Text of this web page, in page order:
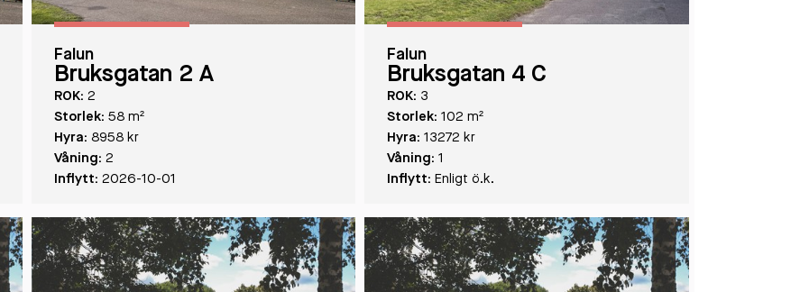
Falun
Bruksgatan 2 A
ROK: 2
Storlek: 58 m²
Hyra: 8958 kr
Våning: 2
Inflytt: 2026-10-01
Falun
Bruksgatan 4 C
ROK: 3
Storlek: 102 m²
Hyra: 13272 kr
Våning: 1
Inflytt: Enligt ö.k.